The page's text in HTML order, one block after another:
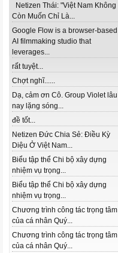
Netizen Thái: "Việt Nam Không
Còn Muốn Chỉ Là...
Google Flow is a browser-based
AI filmmaking studio that
leverages...
rất tuyệt...
Chợt nghĩ......
Dạ, cảm ơn Cô. Group Violet lâu
nay lặng sóng...
đề tốt...
Netizen Đức Chia Sẻ: Điều Kỳ
Diệu Ở Việt Nam...
Biểu tập thể Chi bộ xây dựng
nhiệm vụ trọng...
Biểu tập thể Chi bộ xây dựng
nhiệm vụ trọng...
Chương trình công tác trọng tâm
của cá nhân Quý...
Chương trình công tác trọng tâm
của cá nhân Quý...